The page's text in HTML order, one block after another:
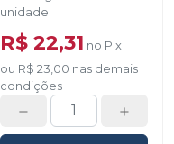
unidade.
R$ 22,31 no Pix
ou R$ 23,00 nas demais
condições